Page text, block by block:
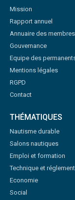
Mission
Rapport annuel
Annuaire des membres
Gouvernance
Equipe des
Mentions légales
RGPD
Contact
THÉMATIQUES
Nautisme durable
Salons nautiques
Emploi et formation
Technique et
Economie
Social